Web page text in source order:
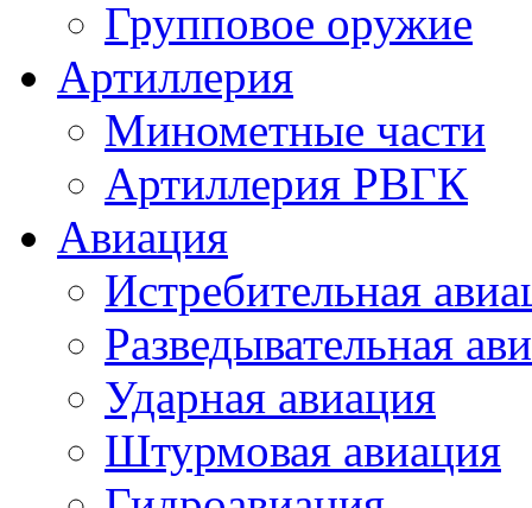
Групповое оружие
Артиллерия
Минометные части
Артиллерия РВГК
Авиация
Истребительная
Разведывательная
Ударная авиация
Штурмовая авиация